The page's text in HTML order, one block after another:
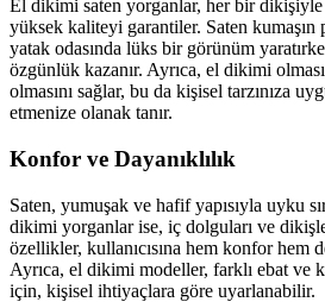
El dikimi saten yorganlar, her bir dikişiyle
yüksek kaliteyi garantiler. Saten kumaşın
yatak odasında lüks bir görünüm
özgünlük kazanır. Ayrıca, el dikimi
olmasını sağlar, bu da kişisel tarzınıza
etmenize olanak tanır.
Konfor ve Dayanıklılık
Saten, yumuşak ve hafif yapısıyla uyku
dikimi yorganlar ise, iç dolguları ve
özellikler, kullanıcısına hem konfor hem
Ayrıca, el dikimi modeller, farklı ebat ve
için, kişisel ihtiyaçlara göre uyarlanabilir.